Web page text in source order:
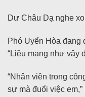
Dư Châu Dạ nghe
Phó Uyển Hòa đang
“Liều mạng như vậy
“Nhân viên trong
sự mà đuổi việc